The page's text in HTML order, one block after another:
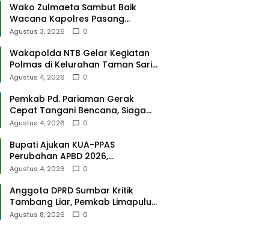
Wako Zulmaeta Sambut Baik
Wacana Kapolres Pasang
Kamera Pantau Lalin
Agustus 3, 2026 0
Wakapolda NTB Gelar Kegiatan
Polmas di Kelurahan Taman Sari
Ampenan
Agustus 4, 2026 0
Pemkab Pd. Pariaman Gerak
Cepat Tangani Bencana, Siaga
Cuaca Ekstrem
Agustus 4, 2026 0
Bupati Ajukan KUA-PPAS
Perubahan APBD 2026,
Pendapatan Pasbar Naik 15
Agustus 4, 2026 0
Anggota DPRD Sumbar Kritik
Tambang Liar, Pemkab Limapuluh
Kota Pilih Diam
Agustus 8, 2026 0